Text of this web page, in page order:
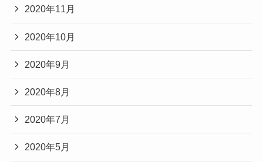
2020年11月
2020年10月
2020年9月
2020年8月
2020年7月
2020年5月